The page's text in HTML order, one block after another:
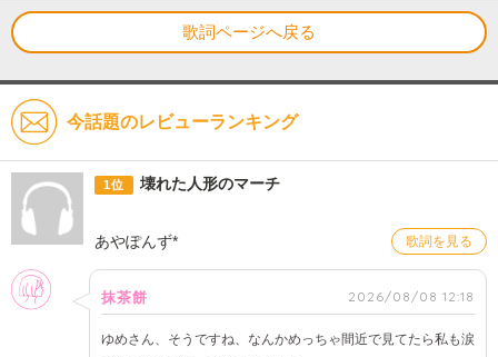
歌詞ページへ戻る
今話題のレビューランキング
1位 壊れた人形のマーチ
あやぽんず* 歌詞を見る
女性
抹茶餅 2026/08/08 12:18
ゆめさん、そうですね、なんかめっちゃ間近で見てたら私も涙